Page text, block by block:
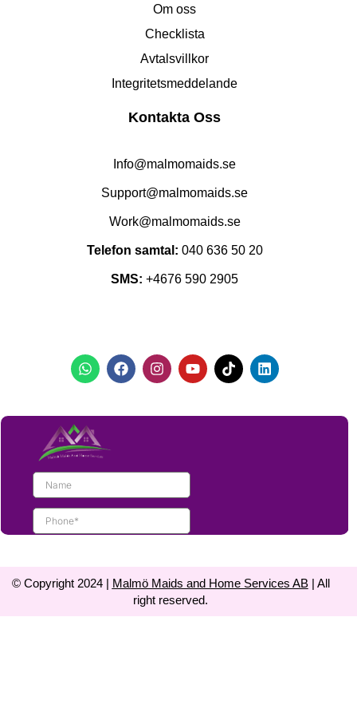
Om oss
Checklista
Avtalsvillkor
Integritetsmeddelande
Kontakta Oss
Info@malmomaids.se
Support@malmomaids.se
Work@malmomaids.se
Telefon samtal: 040 636 50 20
SMS: +4676 590 2905
© Copyright 2024 | Malmö Maids and Home Services AB| All
right reserved.